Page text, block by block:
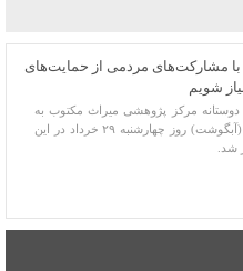
با مشارکت‌های مردمی از حمایت‌های
شویم
دوستانه مرکز پژوهشی میراث مکتوب به
صرف ناهار (آبگوشت) روز چهارشنبه ۲۹ خرداد در این
شد.